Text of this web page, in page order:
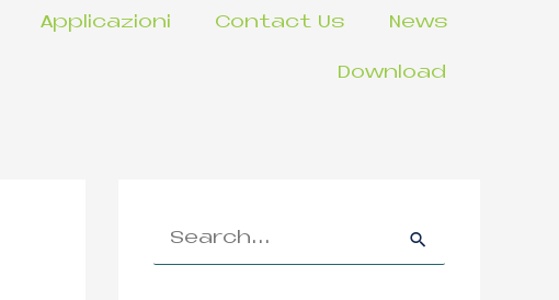
Applicazioni Contact Us News
Download